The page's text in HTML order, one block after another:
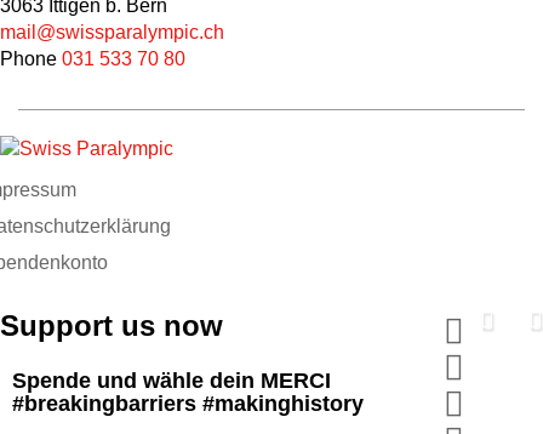
3063 Ittigen b. Bern
mail@swissparalympic.ch
Phone 031 533 70 80
Support us now
Spende und wähle dein MERCI
#breakingbarriers #makinghistory